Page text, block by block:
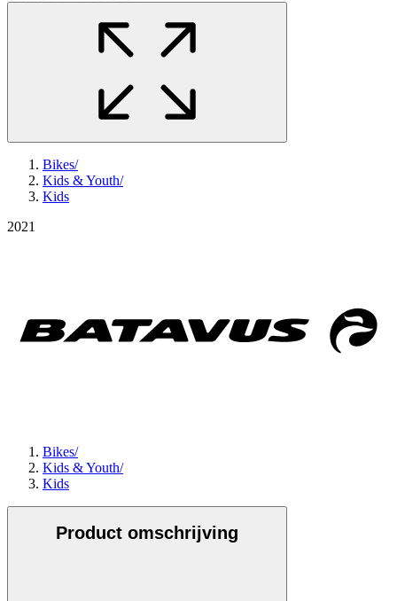
Bikes/
Kids & Youth/
Kids
2021
Bikes/
Kids & Youth/
Kids
Product omschrijving